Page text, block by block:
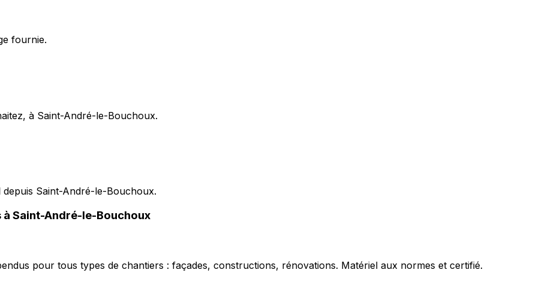
fournie.
à Saint-André-le-Bouchoux.
Saint-André-le-Bouchoux.
Saint-André-le-Bouchoux
pour tous types de chantiers : façades, constructions, rénovations. Matériel aux normes et certifié.